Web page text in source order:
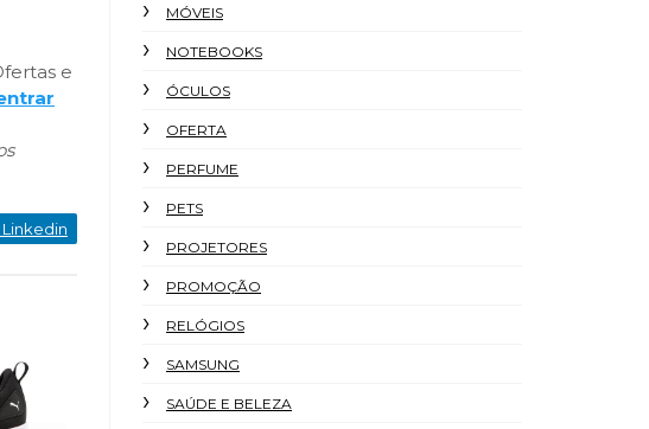
e
Linkedin
MÓVEIS
NOTEBOOKS
ÓCULOS
OFERTA
PERFUME
PETS
PROJETORES
PROMOÇÃO
RELÓGIOS
SAMSUNG
SAÚDE E BELEZA